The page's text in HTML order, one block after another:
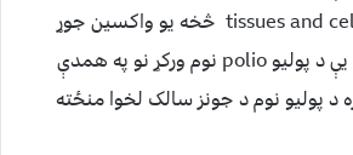
انساجو او حجرو tissues and cells څخه یو واکسین جوړ
کړ او دې واکسین ته یې د پولیو polio نوم ورکړ نو په همدې
د پولیو نوم د جونز سالک لخوا منځته